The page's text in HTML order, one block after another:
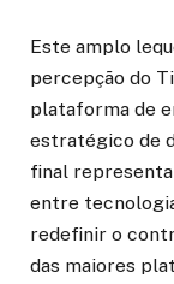
Este amplo
percepção do
plataforma de
estratégico de
final
entre
redefinir o
das maiores